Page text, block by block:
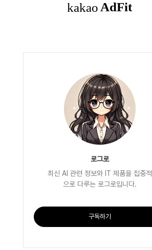
로그로
최신 AI 관련 정보와 IT 제품을 집중적
으로 다루는 로그로입니다.
구독하기